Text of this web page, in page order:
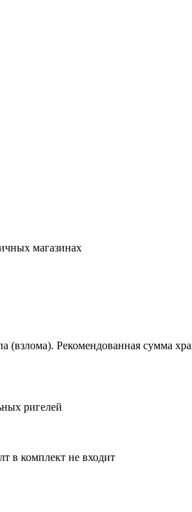
магазинах
Рекомендованная сумма
ригелей
в комплект не входит